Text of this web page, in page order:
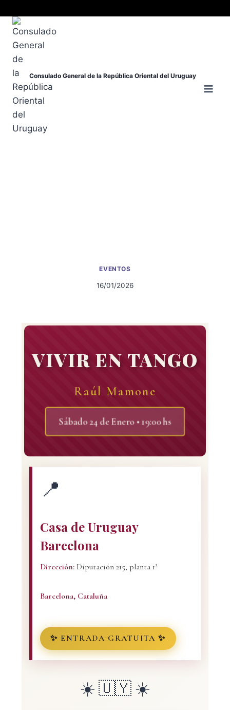
Consulado General de la República Oriental del Uruguay
EVENTOS
16/01/2026
VIVIR EN TANGO
Raúl Mamone
Sábado 24 de Enero • 19:00 hs
📍
Casa de Uruguay
Barcelona
Dirección: Diputación 215, planta 1ª
Barcelona, Cataluña
✨ ENTRADA GRATUITA ✨
☀️ 🇺🇾 ☀️